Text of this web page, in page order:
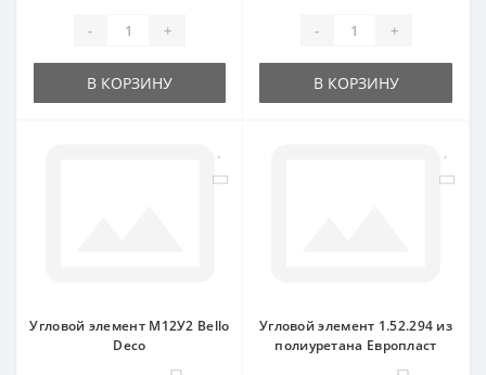
- +
В КОРЗИНУ
- +
В КОРЗИНУ
Угловой элемент М12У2 Bello
Deco
Угловой элемент 1.52.294 из
полиуретана Европласт